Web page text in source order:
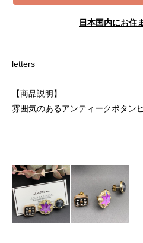
日本国内にお住
letters
【商品説明】
雰囲気のあるアンティークボタン